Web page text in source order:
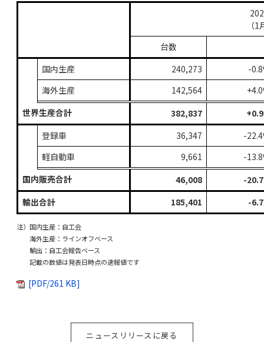
（
台数
国内生産
240,273
-
海外生産
142,564
世界生産合計
382,837
登録車
36,347
-
軽自動車
9,661
-
国内販売合計
46,008
-
輸出合計
185,401 -
注）国内生産：自工会
海外生産：ラインオフベース
輸出：自工会報告ベース
記載の数値は発表日時点の速報値です
[PDF/261 KB]
ニュースリリースに戻る